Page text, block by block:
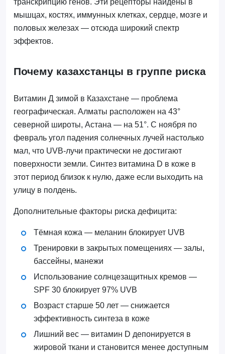
транскрипцию генов. Эти рецепторы найдены в
мышцах, костях, иммунных клетках, сердце, мозге и
половых железах — отсюда широкий спектр
эффектов.
Почему казахстанцы в группе риска
Витамин Д зимой в Казахстане — проблема
географическая. Алматы расположен на 43°
северной широты, Астана — на 51°. С ноября по
февраль угол падения солнечных лучей настолько
мал, что UVB-лучи практически не достигают
поверхности земли. Синтез витамина D в коже в
этот период близок к нулю, даже если выходить на
улицу в полдень.
Дополнительные факторы риска дефицита:
Тёмная кожа — меланин блокирует UVB
Тренировки в закрытых помещениях — залы,
бассейны, манежи
Использование солнцезащитных кремов —
SPF 30 блокирует 97% UVB
Возраст старше 50 лет — снижается
эффективность синтеза в коже
Лишний вес — витамин D депонируется в
жировой ткани и становится менее доступным